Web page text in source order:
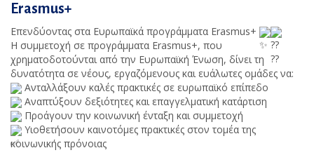
Erasmus+
Επενδύοντας στα Ευρωπαϊκά προγράμματα Erasmus+
Η συμμετοχή σε προγράμματα Erasmus+, που
χρηματοδοτούνται από την Ευρωπαϊκή Ένωση, δίνει τη
δυνατότητα σε νέους, εργαζόμενους και ευάλωτες ομάδες να:
Ανταλλάξουν καλές πρακτικές σε ευρωπαϊκό επίπεδο
Αναπτύξουν δεξιότητες και επαγγελματική κατάρτιση
Προάγουν την κοινωνική ένταξη και συμμετοχή
Υιοθετήσουν καινοτόμες πρακτικές στον τομέα της
κοινωνικής πρόνοιας